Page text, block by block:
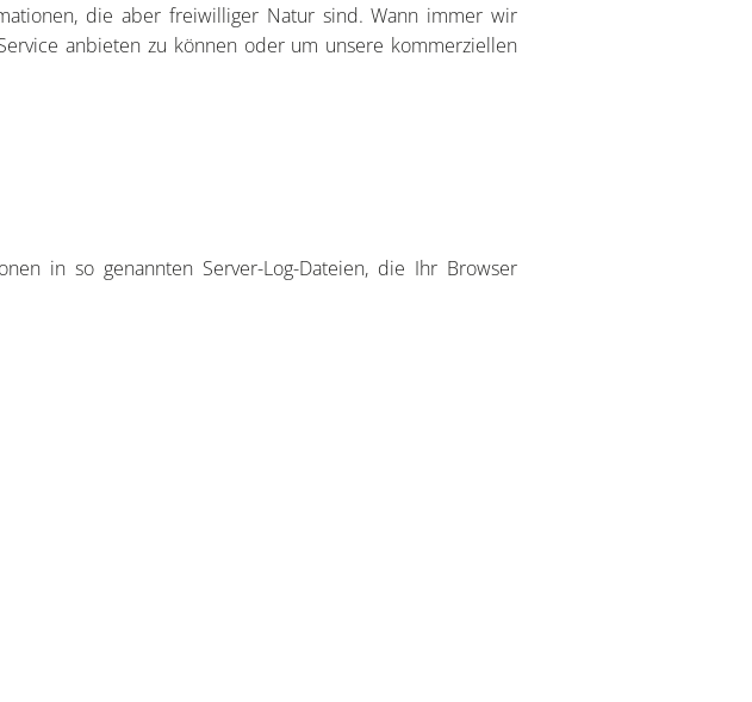
die aber freiwilliger Natur sind. Wann immer wir
anbieten zu können oder um unsere kommerziellen
in so genannten Server-Log-Dateien, die Ihr Browser